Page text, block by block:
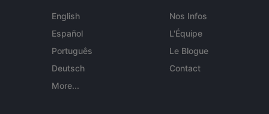
English
Español
Português
Deutsch
More...
Nos Infos
L'Équipe
Le Blogue
Contact